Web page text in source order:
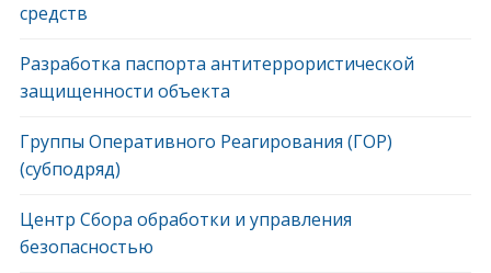
средств
Разработка паспорта антитеррористической
защищенности объекта
Группы Оперативного Реагирования (ГОР)
(субподряд)
Центр Сбора обработки и управления
безопасностью